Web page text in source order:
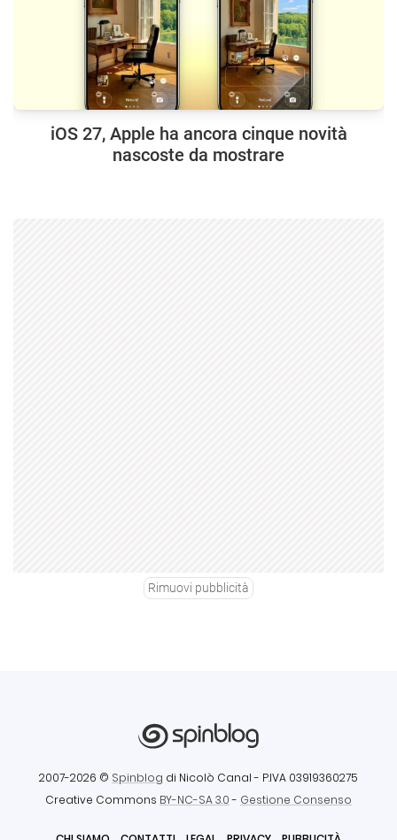
iOS 27, Apple ha ancora cinque novità
nascoste da mostrare
Rimuovi pubblicità
2007-2026 © Spinblog di Nicolò Canal - P.IVA 03919360275
Creative Commons BY-NC-SA 3.0- Gestione Consenso